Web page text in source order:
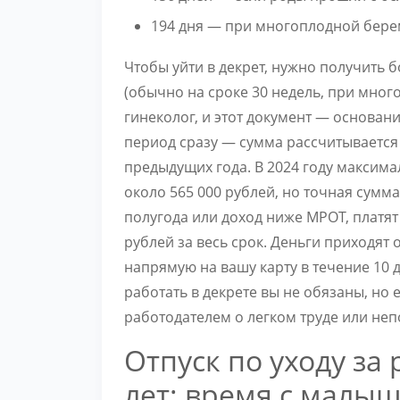
194 дня — при многоплодной
Чтобы уйти в декрет, нужно получить
(обычно на сроке 30 недель, при
гинеколог, и этот документ —
период сразу — сумма
предыдущих года. В 2024 году
около 565 000 рублей, но точная
полугода или доход ниже МРОТ,
рублей за весь срок. Деньги
напрямую на вашу карту в течение
работать в декрете вы не обязаны, но
работодателем о легком труде или
Отпуск по уходу